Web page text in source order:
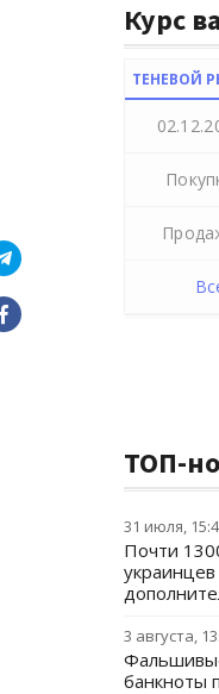
Курс
ТЕНЕВОЙ
ТОП-
31 июля,
Почти
3 августа,
банкноты